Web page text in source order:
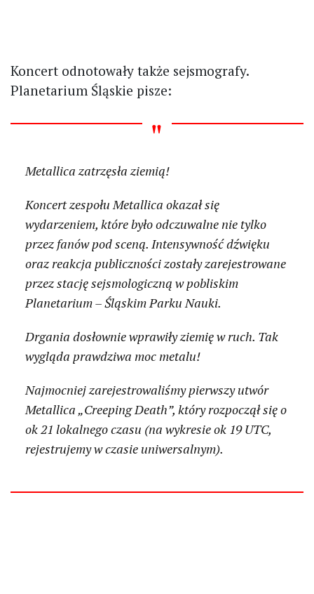
Koncert odnotowały także sejsmografy.
Planetarium Śląskie pisze:
Metallica zatrzęsła ziemią!
Koncert zespołu Metallica okazał się
wydarzeniem, które było odczuwalne nie tylko
przez fanów pod sceną. Intensywność dźwięku
oraz reakcja publiczności zostały zarejestrowane
przez stację sejsmologiczną w pobliskim
Planetarium – Śląskim Parku Nauki.
Drgania dosłownie wprawiły ziemię w ruch. Tak
wygląda prawdziwa moc metalu!
Najmocniej zarejestrowaliśmy pierwszy utwór
Metallica „Creeping Death”, który rozpoczął się o
ok 21 lokalnego czasu (na wykresie ok 19 UTC,
rejestrujemy w czasie uniwersalnym).